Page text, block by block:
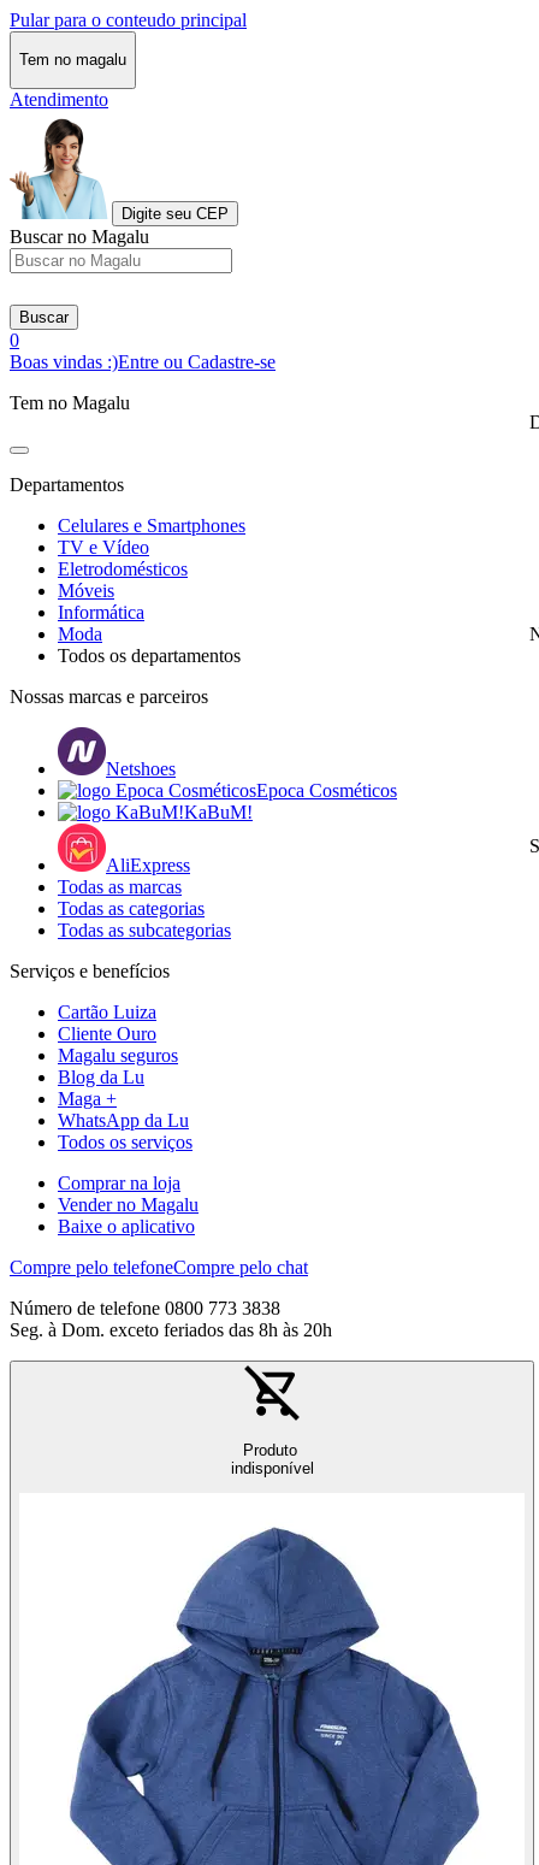
Pular para o conteudo principal
Tem no magalu
Atendimento
Digite seu CEP
Buscar no Magalu
Buscar
0
Boas vindas :)Entre ou Cadastre-se
Tem no Magalu
Departamentos
Celulares e Smartphones
TV e Vídeo
Eletrodomésticos
Móveis
Informática
Moda
Todos os departamentos
Nossas marcas e parceiros
Netshoes
Epoca Cosméticos
KaBuM!
AliExpress
Todas as marcas
Todas as categorias
Todas as subcategorias
Serviços e benefícios
Cartão Luiza
Cliente Ouro
Magalu seguros
Blog da Lu
Maga +
WhatsApp da Lu
Todos os serviços
Comprar na loja
Vender no Magalu
Baixe o aplicativo
Compre pelo telefoneCompre pelo chat
Número de telefone 0800 773 3838
Seg. à Dom. exceto feriados das 8h às 20h
Produto
indisponível